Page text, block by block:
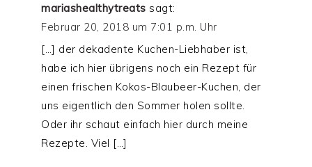
mariashealthytreats sagt:
Februar 20, 2018 um 7:01 p.m. Uhr
[…] der dekadente Kuchen-Liebhaber ist,
habe ich hier übrigens noch ein Rezept für
einen frischen Kokos-Blaubeer-Kuchen, der
uns eigentlich den Sommer holen sollte.
Oder ihr schaut einfach hier durch meine
Rezepte. Viel […]